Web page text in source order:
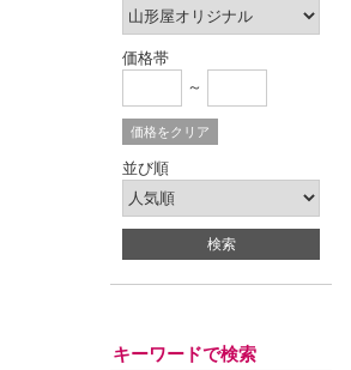
価格帯
～
価格をクリア
並び順
キーワードで検索